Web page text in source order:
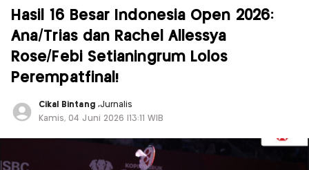
Hasil 16 Besar Indonesia Open 2026:
Ana/Trias dan Rachel Allessya
Rose/Febi Setianingrum Lolos
Perempatfinal!
Cikal Bintang ,Jurnalis
Kamis, 04 Juni 2026 |13:11 WIB